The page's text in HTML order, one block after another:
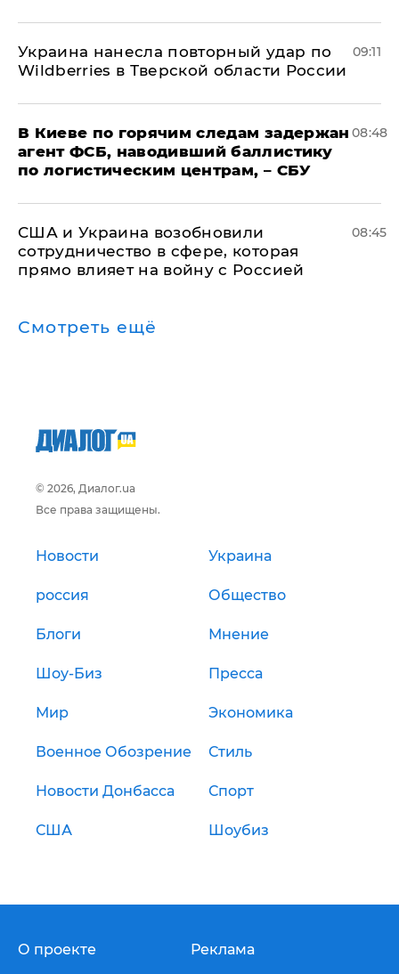
Украина нанесла повторный удар по
Wildberries в Тверской области России
09:11
В Киеве по горячим следам задержан
агент ФСБ, наводивший баллистику
по логистическим центрам, – СБУ
08:48
США и Украина возобновили
сотрудничество в сфере, которая
прямо влияет на войну с Россией
08:45
Смотреть ещё
© 2026, Диалог.ua
Все права защищены.
Новости Украина
россия Общество
Блоги Мнение
Шоу-Биз Пресса
Мир Экономика
Военное Обозрение Стиль
Новости Донбасса Спорт
США Шоубиз
О проекте Реклама